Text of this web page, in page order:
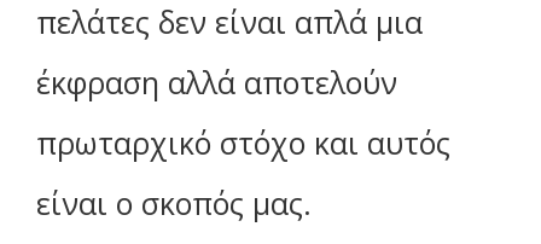
πελάτες δεν είναι απλά μια
έκφραση αλλά αποτελούν
πρωταρχικό στόχο και αυτός
είναι ο σκοπός μας.